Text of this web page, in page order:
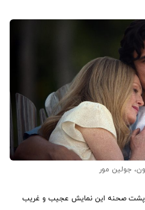
جولین مور
در پشت صحنه این نمایش‌ عجیب و غریب